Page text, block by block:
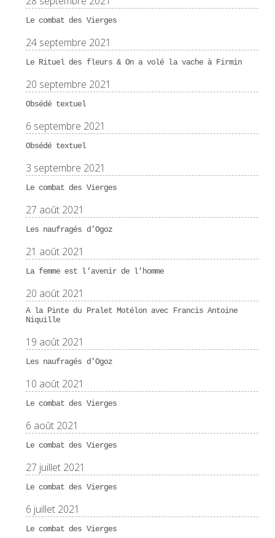
Le combat des Vierges
24 septembre 2021
Le Rituel des fleurs & On a volé la vache à Firmin
20 septembre 2021
Obsédé textuel
6 septembre 2021
Obsédé textuel
3 septembre 2021
Le combat des Vierges
27 août 2021
Les naufragés d’Ogoz
21 août 2021
La femme est l’avenir de l’homme
20 août 2021
A la Pinte du Pralet Motélon avec Francis Antoine
Niquille
19 août 2021
Les naufragés d’Ogoz
10 août 2021
Le combat des Vierges
6 août 2021
Le combat des Vierges
27 juillet 2021
Le combat des Vierges
6 juillet 2021
Le combat des Vierges